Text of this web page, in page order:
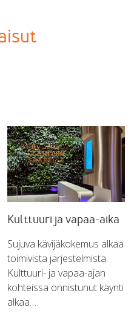
Kulttuuri ja vapaa-aika
Sujuva kävijäkokemus alkaa
toimivista järjestelmistä.
Kulttuuri- ja vapaa-ajan
kohteissa onnistunut käynti
alkaa…